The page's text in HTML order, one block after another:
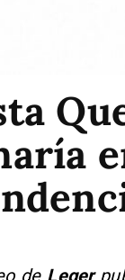
de Leger